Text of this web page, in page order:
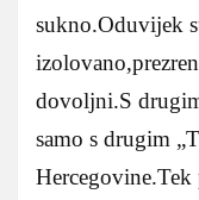
sukno.Oduvijek
dovoljni.S
samo s drugim